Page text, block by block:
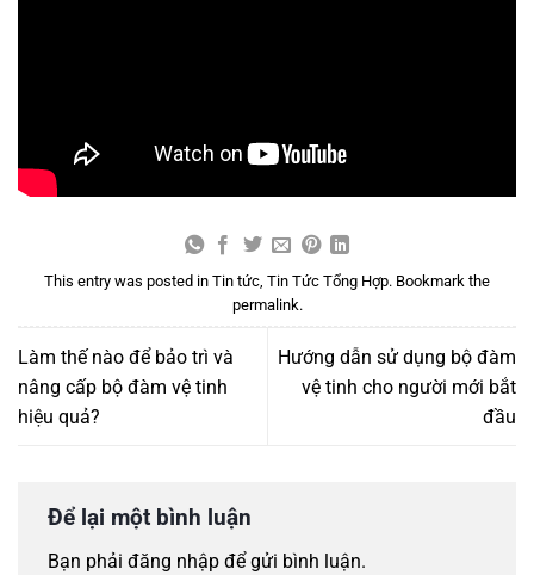
This entry was posted in Tin tức Tin Tức Tổng Hợp. Bookmark the
permalink.
Làm thế nào để bảo trì và
nâng cấp bộ đàm vệ tinh
hiệu quả?
Hướng dẫn sử dụng bộ đàm
vệ tinh cho người mới bắt
đầu
Để lại một bình luận
Bạn phải đăng nhập để gửi bình luận.